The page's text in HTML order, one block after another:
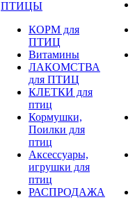
ПТИЦЫ
КОРМ для
ПТИЦ
Витамины
ЛАКОМСТВА
для ПТИЦ
КЛЕТКИ для
птиц
Кормушки,
Поилки для
птиц
Аксессуары,
игрушки для
птиц
РАСПРОДАЖА